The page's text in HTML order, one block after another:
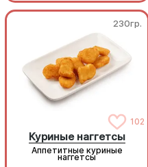
230гр.
102
Куриные наггетсы
Аппетитные куриные
наггетсы